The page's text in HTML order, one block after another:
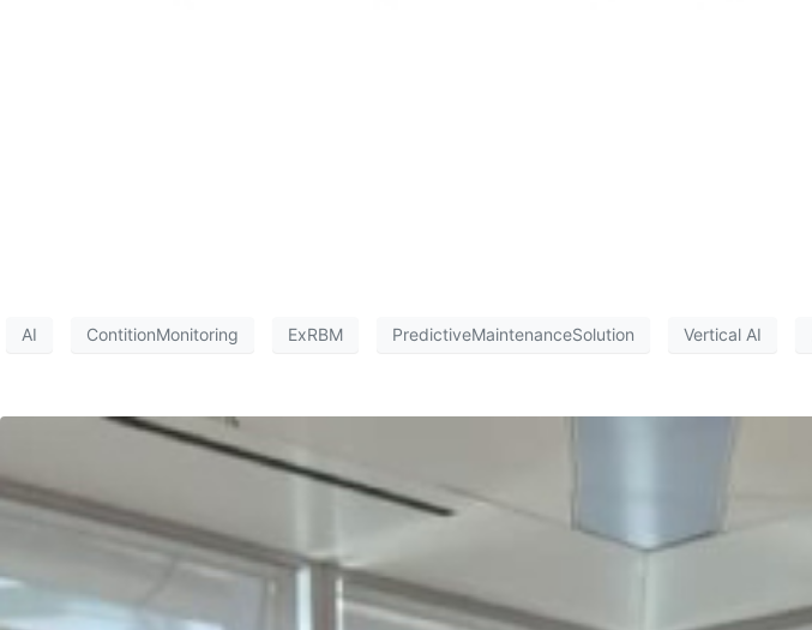
AI ContitionMonitoring ExRBM PredictiveMaintenanceSolution Vertical AI